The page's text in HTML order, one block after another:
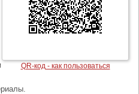
QR-код - как пользоваться